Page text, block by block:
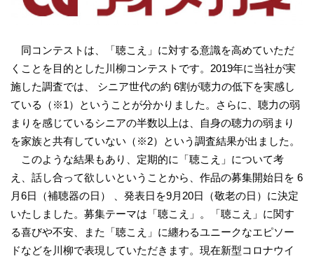
同コンテストは、「聴こえ」に対する意識を高めていただ
くことを目的とした川柳コンテストです。2019年に当社が実
施した調査では、 シニア世代の約 6割が聴力の低下を実感し
ている（※1）ということが分かりました。さらに、聴力の弱
まりを感じているシニアの半数以上は、自身の聴力の弱まり
を家族と共有していない（※2）という調査結果が出ました。
このような結果もあり、定期的に「聴こえ」について考
え、話し合って欲しいということから、作品の募集開始日を 6
月6日（補聴器の日） 、発表日を9月20日（敬老の日）に決定
いたしました。募集テーマは「聴こえ」。「聴こえ」に関す
る喜びや不安、また「聴こえ」に纏わるユニークなエピソー
ドなどを川柳で表現していただきます。現在新型コロナウイ